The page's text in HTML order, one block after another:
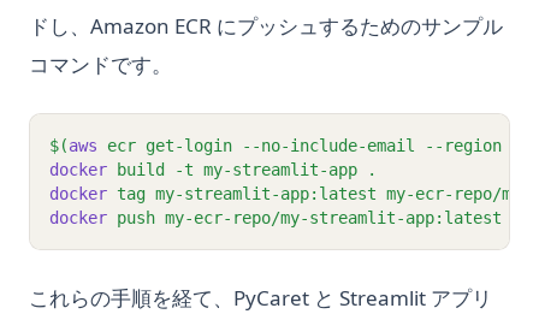
ドし、Amazon ECR にプッシュするためのサンプル
コマンドです。
$(aws ecr get-login --no-include-email --region
docker
build -t my-streamlit-app
.
docker tag my-streamlit-app:latest my-ecr-repo/
docker push my-ecr-repo/my-streamlit-app:latest
これらの手順を経て、PyCaret と Streamlit アプリ